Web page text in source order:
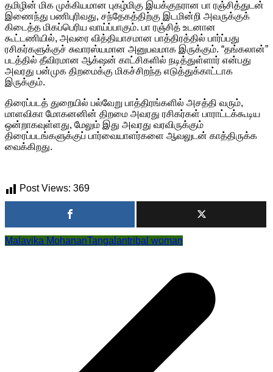
தமிழின் மிக முக்கியமான புகழ்மிகு இயக்குநரான பா ரஞ்சித்துடன்
இணைந்து பணிபுரிவது, சந்தேகத்திற்கு இடமின்றி அவருக்குக்
கிடைத்த மிகப்பெரிய வாய்ப்பாகும். பா ரஞ்சித் உடனான
கூட்டணியில், அவரை வித்தியாசமான பாத்திரத்தில் பார்ப்பது
ரசிகர்களுக்குச் சுவாரஸ்யமான அனுபவமாக இருக்கும். “தங்கலான்”
படத்தில் தீவிரமான ஆக்‌ஷன் காட்சிகளில் நடித்துள்ளார் என்பது
அவரது பன்முக திறமைக்கு மிகச்சிறந்த எடுத்துக்காட்டாக
இருக்கும்.
திரைப்படத் துறையில் பல்வேறு பாத்திரங்களில் அசத்தி வரும்,
மாளவிகா மோகனனின் திறமை அவரது ரசிகர்கள் பாராட்டக்கூடிய
ஒன்றாகவுள்ளது, மேலும் இது அவரது வரவிருக்கும்
திரைப்படங்களுக்குப் பார்வையாளர்களை ஆவலுடன் காத்திருக்க
வைக்கிறது.
Post Views: 369
Malavika MohananTangalantribal woman